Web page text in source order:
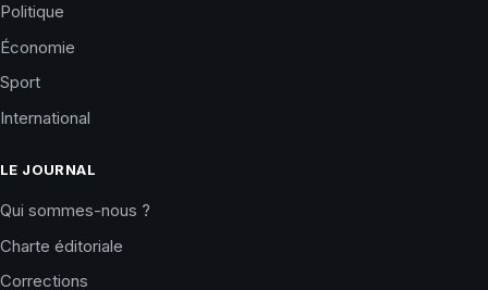
Politique
Économie
Sport
International
LE JOURNAL
Qui sommes-nous ?
Charte éditoriale
Corrections